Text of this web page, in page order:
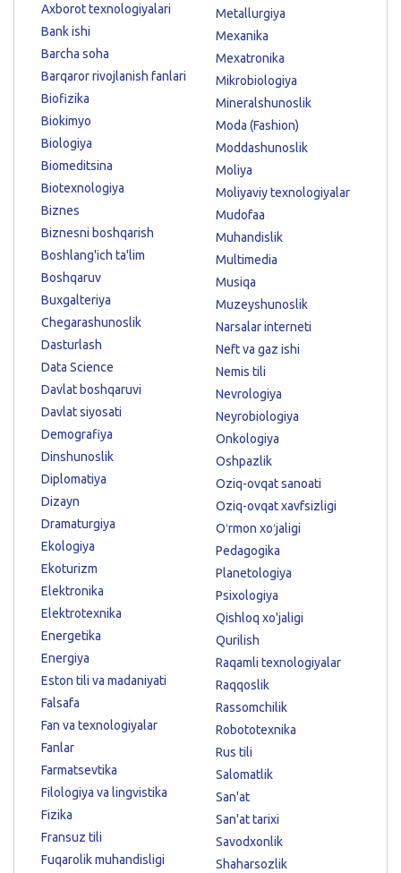
Axborot texnologiyalari
Bank ishi
Barcha soha
Barqaror rivojlanish fanlari
Biofizika
Biokimyo
Biologiya
Biomeditsina
Biotexnologiya
Biznes
Biznesni boshqarish
Boshlang'ich ta'lim
Boshqaruv
Buxgalteriya
Chegarashunoslik
Dasturlash
Data Science
Davlat boshqaruvi
Davlat siyosati
Demografiya
Dinshunoslik
Diplomatiya
Dizayn
Dramaturgiya
Ekologiya
Ekoturizm
Elektronika
Elektrotexnika
Energetika
Energiya
Eston tili va madaniyati
Falsafa
Fan va texnologiyalar
Fanlar
Farmatsevtika
Filologiya va lingvistika
Fizika
Fransuz tili
Fuqarolik muhandisligi
Metallurgiya
Mexanika
Mexatronika
Mikrobiologiya
Mineralshunoslik
Moda (Fashion)
Moddashunoslik
Moliya
Moliyaviy texnologiyalar
Mudofaa
Muhandislik
Multimedia
Musiqa
Muzeyshunoslik
Narsalar interneti
Neft va gaz ishi
Nemis tili
Nevrologiya
Neyrobiologiya
Onkologiya
Oshpazlik
Oziq-ovqat sanoati
Oziq-ovqat xavfsizligi
Oʻrmon xoʻjaligi
Pedagogika
Planetologiya
Psixologiya
Qishloq xo'jaligi
Qurilish
Raqamli texnologiyalar
Raqqoslik
Rassomchilik
Robototexnika
Rus tili
Salomatlik
San'at
San'at tarixi
Savodxonlik
Shaharsozlik